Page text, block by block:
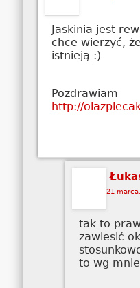
Jaskinia jest
chce wierzyć,
istnieją :)
Pozdrawiam
http://
21
tak to
zawiesić
to wg